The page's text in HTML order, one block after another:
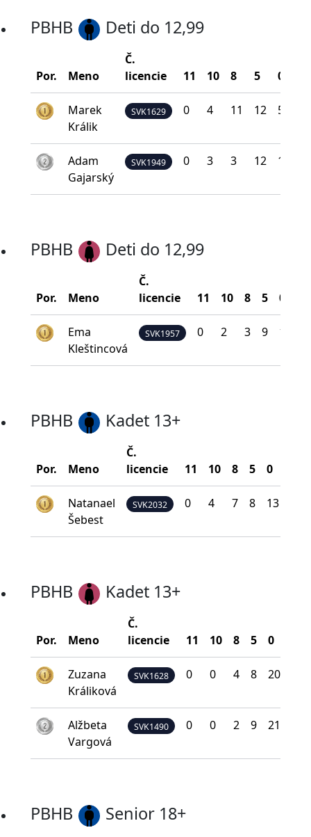
PBHB Deti do 12,99
Por. Meno
Č.
licencie
11 10 8 5 0
Marek
Králik
SVK1629 0 4 11 12 5
Adam
Gajarský
SVK1949 0 3 3 12 14
PBHB Deti do 12,99
Por. Meno
Č.
licencie
11 10 8 5 0
Ema
Kleštincová
SVK1957 0 2 3 9 18
PBHB Kadet 13+
Por. Meno
Č.
licencie
11 10 8 5 0
Natanael
Šebest
SVK2032 0 4 7 8 13
PBHB Kadet 13+
Por. Meno
Č.
licencie
11 10 8 5 0
Zuzana
Králiková
SVK1628 0 0 4 8 20
Alžbeta
Vargová
SVK1490 0 0 2 9 21
PBHB Senior 18+